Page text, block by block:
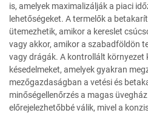
is, amelyek maximalizálják a piaci
lehetőségeket. A termelők a
ütemezhetik, amikor a kereslet
vagy akkor, amikor a szabadföldön
vagy drágák. A kontrollált környezet
késedelmeket, amelyek gyakran
mezőgazdaságban a vetési és
minőségellenőrzés a magas
előrejelezhetőbbé válik, mivel a